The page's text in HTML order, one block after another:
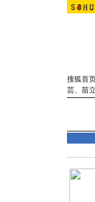
搜狐首
芸、苗